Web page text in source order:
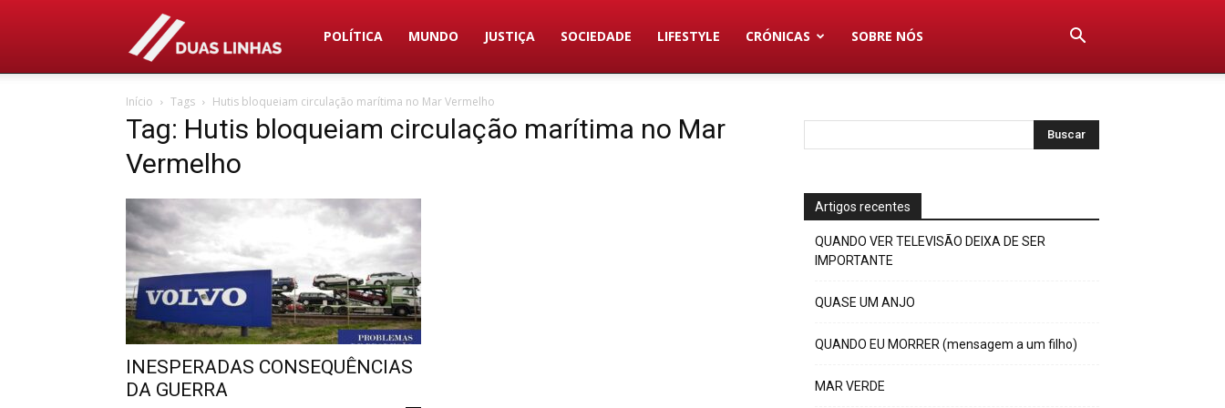
Duas
Linhas
POLÍTICA MUNDO JUSTIÇA SOCIEDADE LIFESTYLE CRÓNICAS SOBRE NÓS
Início Tags Hutis bloqueiam circulação marítima no Mar Vermelho
Tag: Hutis bloqueiam circulação marítima no Mar
Vermelho
INESPERADAS CONSEQUÊNCIAS
DA GUERRA
Artigos recentes
QUANDO VER TELEVISÃO DEIXA DE SER
IMPORTANTE
QUASE UM ANJO
QUANDO EU MORRER (mensagem a um filho)
MAR VERDE